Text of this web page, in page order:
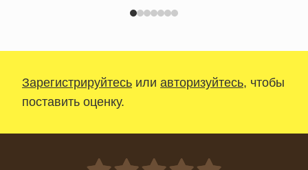
Зарегистрируйтесь или авторизуйтесь, чтобы
поставить оценку.